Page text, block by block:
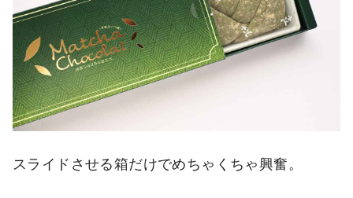
スライドさせる箱だけでめちゃくちゃ興奮。